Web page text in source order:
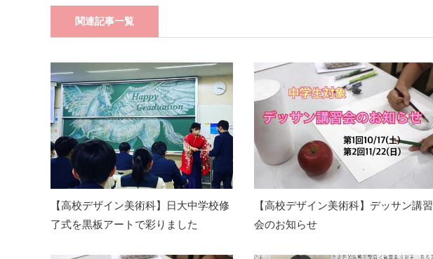
関連記事一覧
【高校デザイン美術科】日大中学校修
了式を黒板アートで彩りました
【高校デザイン美術科】デッサン講習
会のお知らせ